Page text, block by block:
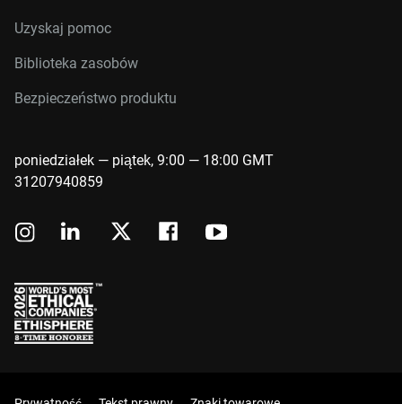
Uzyskaj pomoc
Biblioteka zasobów
Bezpieczeństwo produktu
poniedziałek — piątek, 9:00 — 18:00 GMT
31207940859